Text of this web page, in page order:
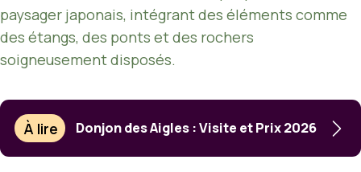
paysager japonais, intégrant des éléments comme
des étangs, des ponts et des rochers
soigneusement disposés.
À lire Donjon des Aigles : Visite et Prix 2026